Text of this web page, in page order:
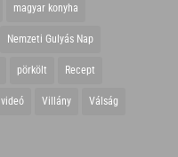
magyar konyha
Nemzeti Gulyás Nap
pörkölt Recept
videó Villány Válság